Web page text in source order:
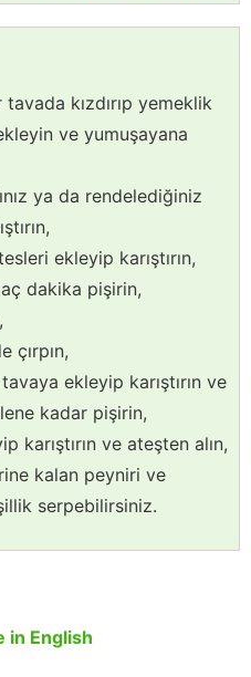
kızdırıp yemeklik
ve yumuşayana
ya da rendelediğiniz
ekleyip karıştırın,
dakika pişirin,
çırpın,
tavaya ekleyip karıştırın ve
kadar pişirin,
karıştırın ve ateşten alın,
kalan peyniri ve
serpebilirsiniz.
in English